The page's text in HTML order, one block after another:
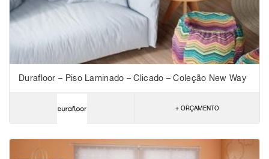
Durafloor – Piso Laminado – Clicado – Coleção New Way
+ ORÇAMENTO